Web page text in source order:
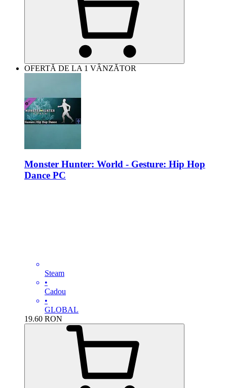
OFERTĂ DE LA 1 VÂNZĂTOR
Monster Hunter: World - Gesture: Hip Hop
Dance PC
Steam
•
Cadou
•
GLOBAL
19.60 RON